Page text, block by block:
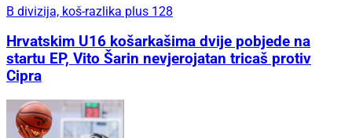
B divizija, koš-razlika plus 128
Hrvatskim U16 košarkašima dvije pobjede na
startu EP, Vito Šarin nevjerojatan tricaš protiv
Cipra